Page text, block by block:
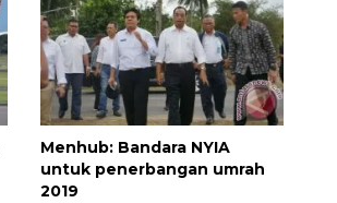
Menhub: Bandara NYIA
untuk penerbangan umrah
2019